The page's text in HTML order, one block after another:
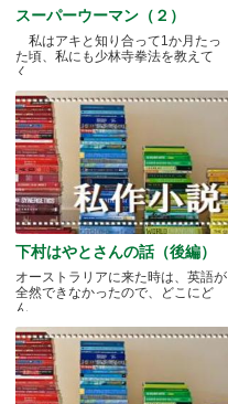
スーパーウーマン（２）
私はアキと知り合って1か月たっ
た頃、私にも少林寺拳法を教えて
く.....
下村はやとさんの話（後編）
オーストラリアに来た時は、英語が
全然できなかったので、どこにど
ん.....